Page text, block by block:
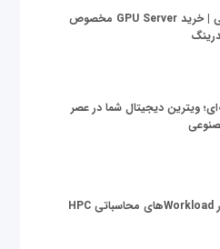
قیمت سرور گرافیکی | خرید GPU Server مخصوص
ویترین دیجیتال شما در عصر